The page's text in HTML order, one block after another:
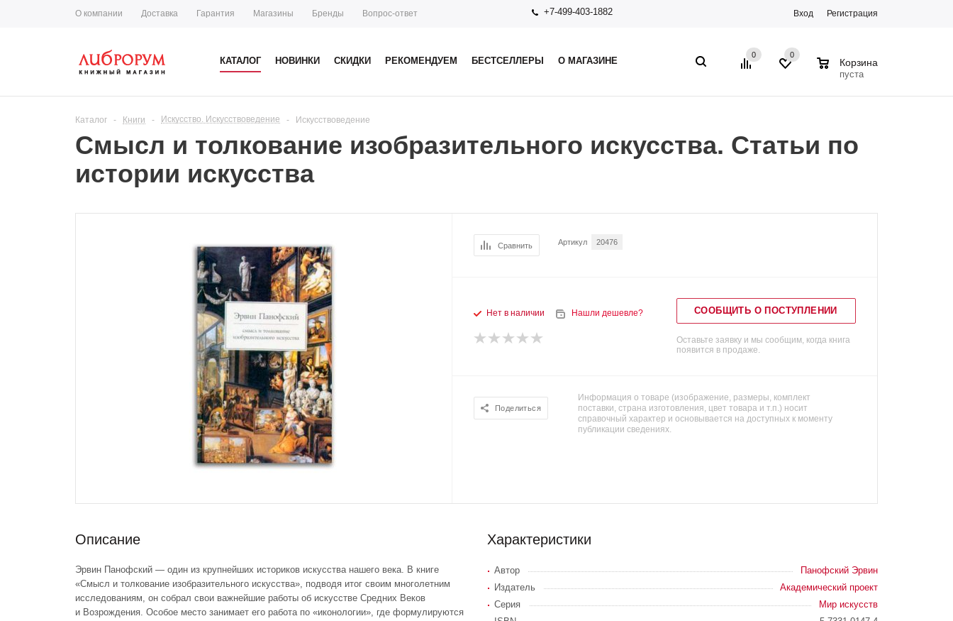
О компании Доставка Гарантия Магазины Бренды Вопрос-ответ +7-499-403-1882 Вход Регистрация
КАТАЛОГ НОВИНКИ СКИДКИ РЕКОМЕНДУЕМ БЕСТСЕЛЛЕРЫ О МАГАЗИНЕ
0 0
Корзина
пуста
Каталог - Книги - Искусство. Искусствоведение - Искусствоведение
Смысл и толкование изобразительного искусства. Статьи по
истории искусства
Сравнить Артикул 20476
Нет в наличии Нашли дешевле? СООБЩИТЬ О ПОСТУПЛЕНИИ
Оставьте заявку и мы сообщим, когда книга
появится в продаже.
Поделиться
Информация о товаре (изображение, размеры, комплект
поставки, страна изготовления, цвет товара и т.п.) носит
справочный характер и основывается на доступных к моменту
публикации сведениях.
Описание
Эрвин Панофский — один из крупнейших историков искусства нашего века. В книге
«Смысл и толкование изобразительного искусства», подводя итог своим многолетним
исследованиям, он собрал свои важнейшие работы об искусстве Средних Веков
и Возрождения. Особое место занимает его работа по «иконологии», где формулируются
Характеристики
Автор
Панофский Эрвин
Издатель
Академический проект
Серия
Мир искусств